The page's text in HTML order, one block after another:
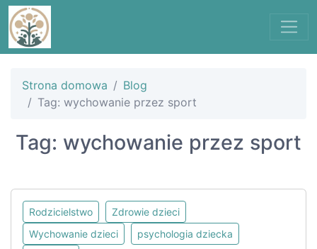
Strona domowa
Blog
Tag: wychowanie przez sport
Tag: wychowanie przez sport
Rodzicielstwo
Zdrowie dzieci
Wychowanie dzieci
psychologia dziecka